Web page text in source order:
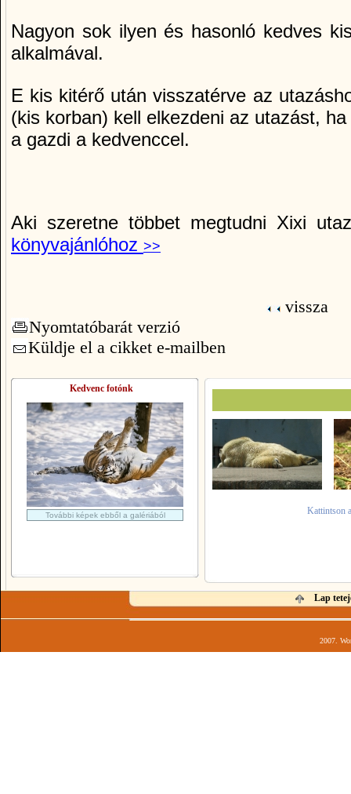
Nagyon sok ilyen és hasonló kedves
alkalmával.
E kis kitérő után visszatérve az
(kis korban) kell elkezdeni az utazást,
a gazdi a kedvenccel.
Aki szeretne többet megtudni Xixi
könyvajánlóhoz >>
vissza
Nyomtatóbarát verzió
Küldje el a cikket e-mailben
Kedvenc fotónk
További képek ebből a galériából Kattintson
Lap
2007.